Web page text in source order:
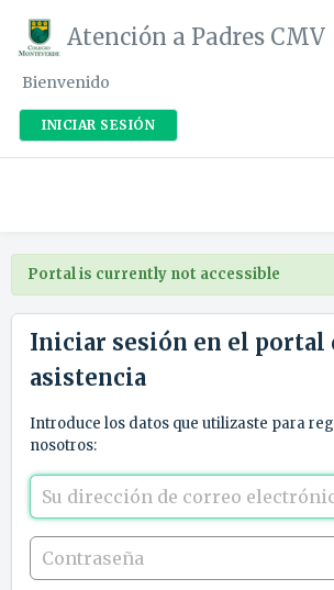
Atención a Padres CMV
Bienvenido
INICIAR SESIÓN
Portal is currently not accessible
Iniciar sesión en el portal
asistencia
Introduce los datos que utilizaste para
nosotros: